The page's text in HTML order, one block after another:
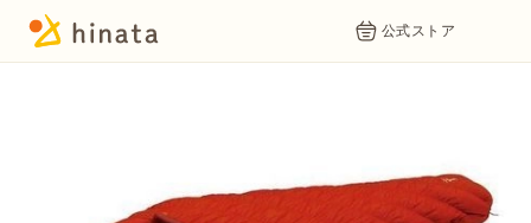
公式ストア